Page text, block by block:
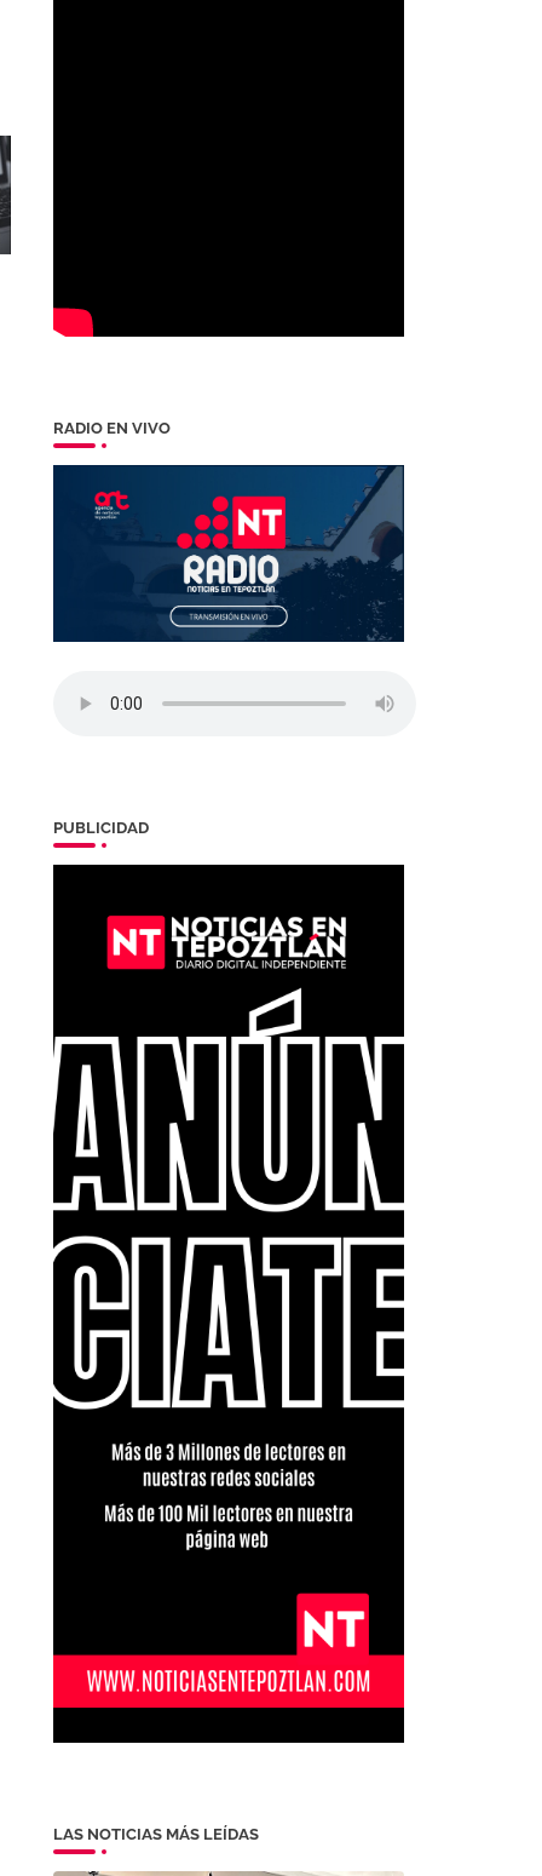
RADIO EN VIVO
PUBLICIDAD
LAS NOTICIAS MÁS LEÍDAS